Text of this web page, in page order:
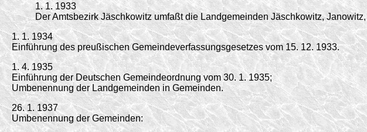
1. 1. 1933
Der Amtsbezirk Jäschkowitz umfaßt die Landgemeinden Jäschkowitz,
1. 1. 1934
Einführung des preußischen Gemeindeverfassungsgesetzes vom 15. 12. 1933.
1. 4. 1935
Einführung der Deutschen Gemeindeordnung vom 30. 1. 1935;
Umbenennung der Landgemeinden in Gemeinden.
26. 1. 1937
Umbenennung der Gemeinden: